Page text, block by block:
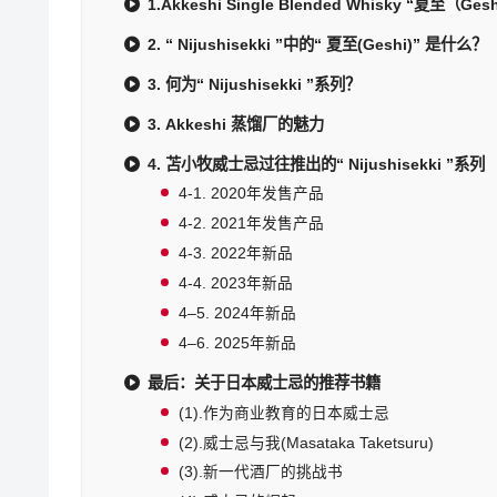
1.Akkeshi Single Blended Whisky “夏至（
2. “ Nijushisekki ”中的“ 夏至(Geshi)” 是什么？
3. 何为“ Nijushisekki ”系列？
3. Akkeshi 蒸馏厂的魅力
4. 苫小牧威士忌过往推出的“ Nijushisekki ”系列
4-1. 2020年发售产品
4-2. 2021年发售产品
4-3. 2022年新品
4-4. 2023年新品
4–5. 2024年新品
4–6. 2025年新品
最后：关于日本威士忌的推荐书籍
(1).作为商业教育的日本威士忌
(2).威士忌与我(Masataka Taketsuru)
(3).新一代酒厂的挑战书